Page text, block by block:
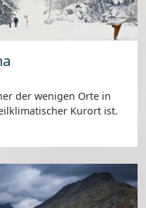
der wenigen Orte in
Kurort ist.